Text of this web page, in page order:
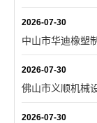
2026-07-30
中山市华迪橡塑
2026-07-30
佛山市义顺机械
2026-07-30